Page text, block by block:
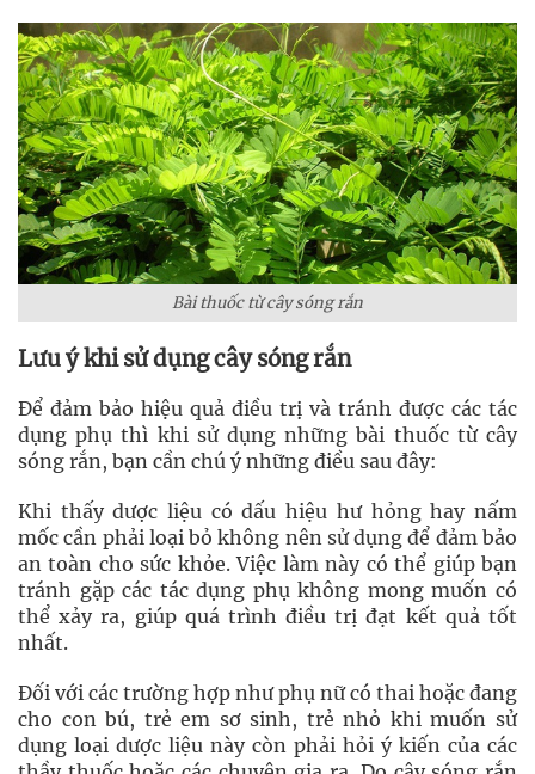
Bài thuốc từ cây sóng rắn
Lưu ý khi sử dụng cây sóng rắn
Để đảm bảo hiệu quả điều trị và tránh được các tác
dụng phụ thì khi sử dụng những bài thuốc từ cây
sóng rắn, bạn cần chú ý những điều sau đây:
Khi thấy dược liệu có dấu hiệu hư hỏng hay nấm
mốc cần phải loại bỏ không nên sử dụng để đảm bảo
an toàn cho sức khỏe. Việc làm này có thể giúp bạn
tránh gặp các tác dụng phụ không mong muốn có
thể xảy ra, giúp quá trình điều trị đạt kết quả tốt
nhất.
Đối với các trường hợp như phụ nữ có thai hoặc đang
cho con bú, trẻ em sơ sinh, trẻ nhỏ khi muốn sử
dụng loại dược liệu này còn phải hỏi ý kiến của các